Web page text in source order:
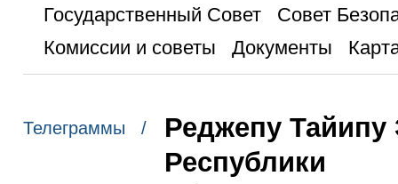
Государственный Совет
Совет
Комиссии и советы
Документы
Телеграммы /
Реджепу Тайипу
Республики